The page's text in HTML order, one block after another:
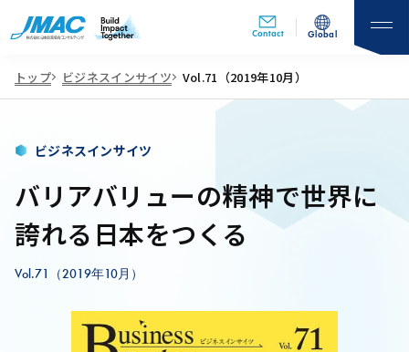
Contact Global
トップ ビジネスインサイツ Vol.71（2019年10月）
ビジネスインサイツ
バリアバリューの精神で世界に
誇れる日本をつくる
Vol.71（2019年10月）